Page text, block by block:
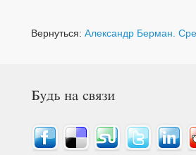
Вернуться: Александр Берман.